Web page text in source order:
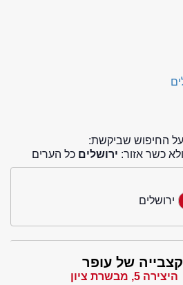
על החיפוש שביקשת:
כשר אזור: ירושלים כל הערים
ירושלים
של עופר
היצירה 5, מבשרת ציון